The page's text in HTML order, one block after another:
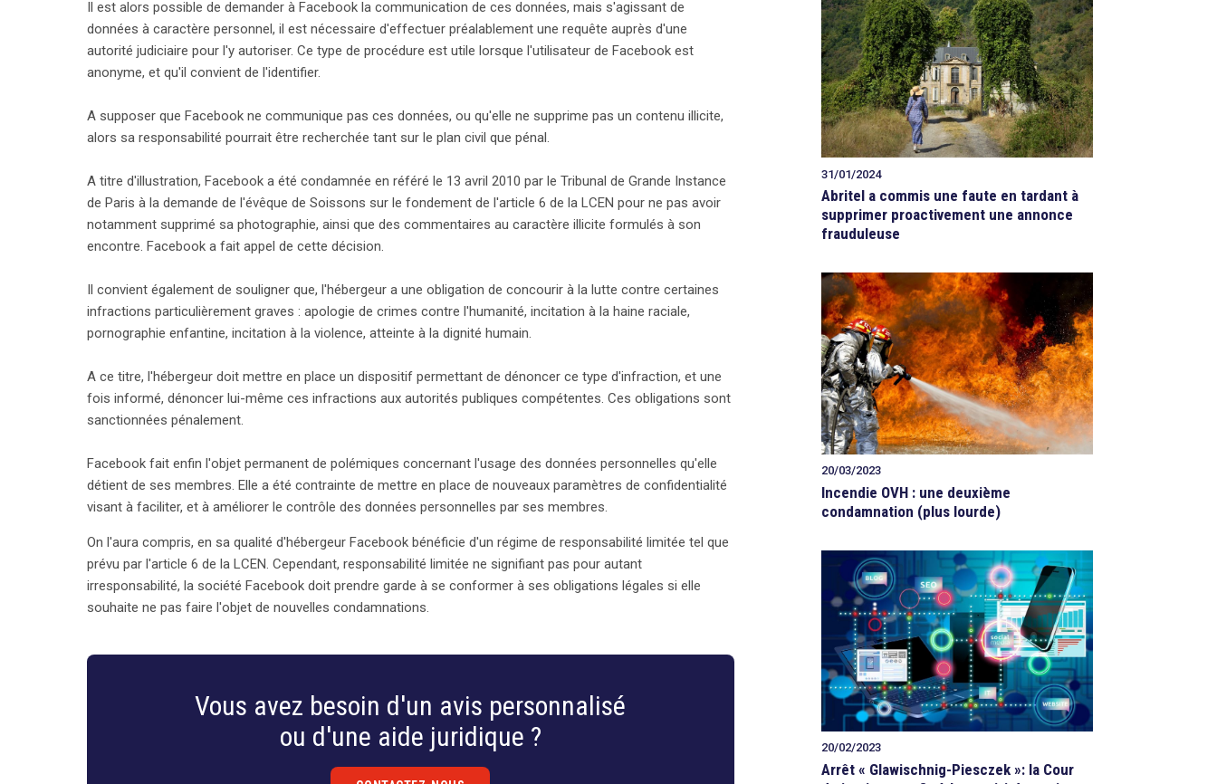
Il est alors possible de demander à Facebook la communication de ces données, mais s'agissant de
données à caractère personnel, il est nécessaire d'effectuer préalablement une requête auprès d'une
autorité judiciaire pour l'y autoriser. Ce type de procédure est utile lorsque l'utilisateur de Facebook est
anonyme, et qu'il convient de l'identifier.
A supposer que Facebook ne communique pas ces données, ou qu'elle ne supprime pas un contenu illicite,
alors sa responsabilité pourrait être recherchée tant sur le plan civil que pénal.
A titre d'illustration, Facebook a été condamnée en référé le 13 avril 2010 par le Tribunal de Grande Instance
de Paris à la demande de l'évêque de Soissons sur le fondement de l'article 6 de la LCEN pour ne pas avoir
notamment supprimé sa photographie, ainsi que des commentaires au caractère illicite formulés à son
encontre. Facebook a fait appel de cette décision.
Il convient également de souligner que, l'hébergeur a une obligation de concourir à la lutte contre certaines
infractions particulièrement graves : apologie de crimes contre l'humanité, incitation à la haine raciale,
pornographie enfantine, incitation à la violence, atteinte à la dignité humain.
A ce titre, l'hébergeur doit mettre en place un dispositif permettant de dénoncer ce type d'infraction, et une
fois informé, dénoncer lui-même ces infractions aux autorités publiques compétentes. Ces obligations sont
sanctionnées pénalement.
Facebook fait enfin l'objet permanent de polémiques concernant l'usage des données personnelles qu'elle
détient de ses membres. Elle a été contrainte de mettre en place de nouveaux paramètres de confidentialité
visant à faciliter, et à améliorer le contrôle des données personnelles par ses membres.
On l'aura compris, en sa qualité d'hébergeur Facebook bénéficie d'un régime de responsabilité limitée tel que
prévu par l'article 6 de la LCEN. Cependant, responsabilité limitée ne signifiant pas pour autant
irresponsabilité, la société Facebook doit prendre garde à se conformer à ses obligations légales si elle
souhaite ne pas faire l'objet de nouvelles condamnations.
Vous avez besoin d'un avis personnalisé
ou d'une aide juridique ?
31/01/2024
Abritel a commis une faute en tardant à
supprimer proactivement une annonce
frauduleuse
20/03/2023
Incendie OVH : une deuxième
condamnation (plus lourde)
20/02/2023
Arrêt « Glawischnig-Piesczek »: la Cour
search